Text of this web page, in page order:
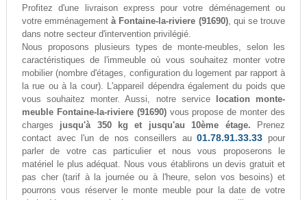
Profitez d'une livraison express pour votre déménagement ou
votre emménagementà Fontaine-la-riviere (91690), qui se trouve
dans notre secteur d'intervention privilégié.
Nous proposons plusieurs types de monte-meubles, selon les
caractéristiques de l'immeuble où vous souhaitez monter votre
mobilier (nombre d'étages, configuration du logement par rapport à
la rue ou à la cour). L'appareil dépendra également du poids que
vous souhaitez monter. Aussi, notre service
location monte-
meuble Fontaine-la-riviere (91690)vous propose de monter des
charges jusqu'à 350 kg et jusqu'au 10ème étage. Prenez
contact avec l'un de nos conseillers au01.78.91.33.33 pour
parler de votre cas particulier et nous vous proposerons le
matériel le plus adéquat. Nous vous établirons un devis gratuit et
pas cher (tarif à la journée ou à l'heure, selon vos besoins) et
pourrons vous réserver le monte meuble pour la date de votre